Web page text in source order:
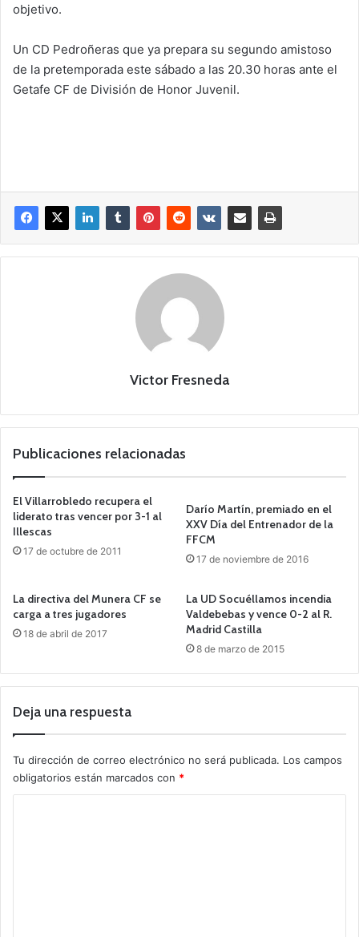
objetivo.
Un CD Pedroñeras que ya prepara su segundo amistoso
de la pretemporada este sábado a las 20.30 horas ante el
Getafe CF de División de Honor Juvenil.
Victor Fresneda
Publicaciones relacionadas
El Villarrobledo recupera el
liderato tras vencer por 3-1 al
Illescas
17 de octubre de 2011
Darío Martín, premiado en el
XXV Día del Entrenador de la
FFCM
17 de noviembre de 2016
La directiva del Munera CF se
carga a tres jugadores
18 de abril de 2017
La UD Socuéllamos incendia
Valdebebas y vence 0-2 al R.
Madrid Castilla
8 de marzo de 2015
Deja una respuesta
Tu dirección de correo electrónico no será publicada. Los campos
obligatorios están marcados con *